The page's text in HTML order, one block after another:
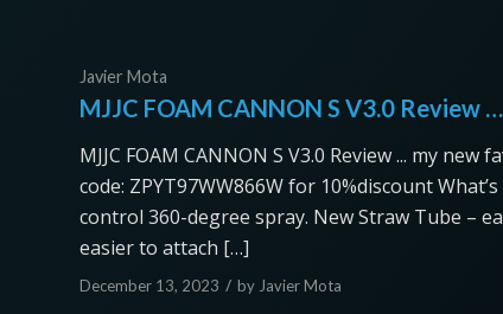
Javier Mota
MJJC FOAM CANNON S V3.0
MJJC FOAM CANNON S V3.0 Review ... my
code: ZPYT97WW866W for 10%discount
control 360-degree spray. New Straw Tube –
easier to attach […]
December 13, 2023 / by Javier Mota